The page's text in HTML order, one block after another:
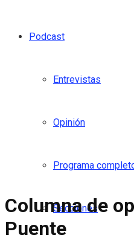
Podcast
Entrevistas
Opinión
Programa
Secciones
Columna de
Puente